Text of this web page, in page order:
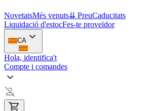
NovetatsMés venuts⇊ PreuCaducitats
Liquidació d'estocFes-te proveïdor
CA
Hola, identifica't
Compte i comandes